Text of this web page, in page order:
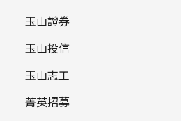
玉山證券
玉山投信
玉山志工
菁英招募